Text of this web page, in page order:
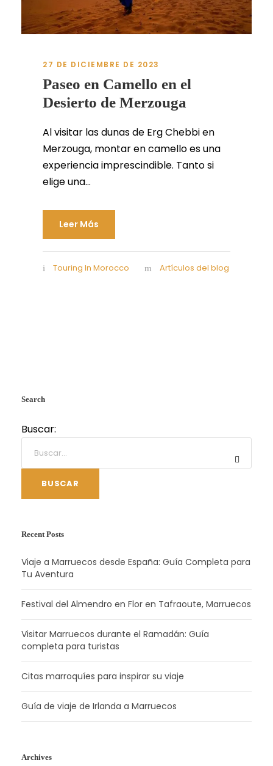
27 DE DICIEMBRE DE 2023
Paseo en Camello en el
Desierto de Merzouga
Al visitar las dunas de Erg Chebbi en
Merzouga, montar en camello es una
experiencia imprescindible. Tanto si
elige una...
Leer Más
Touring In Morocco Artículos del blog
Search
Buscar:
BUSCAR
Recent Posts
Viaje a Marruecos desde España: Guía Completa para
Tu Aventura
Festival del Almendro en Flor en Tafraoute, Marruecos
Visitar Marruecos durante el Ramadán: Guía
completa para turistas
Citas marroquíes para inspirar su viaje
Guía de viaje de Irlanda a Marruecos
Archives